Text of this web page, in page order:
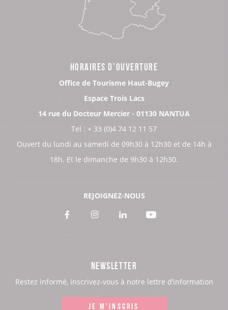
HORAIRES D’OUVERTURE
Office de Tourisme Haut-Bugey
Espace Trois Lacs
14 rue du Docteur Mercier - 01130 NANTUA
Tel : + 33 (0)4 74 12 11 57
Ouvert du lundi au samedi de 09h30 à 12h30 et de 14h à
18h. Et le dimanche de 9h30 à 12h30.
REJOIGNEZ-NOUS
Voir
Facebook
Voir
Instagram
Voir
LinkedIn
Voir
Youtube
NEWSLETTER
Restez informé, inscrivez-vous à notre lettre d’information
JE M'INSCRIS